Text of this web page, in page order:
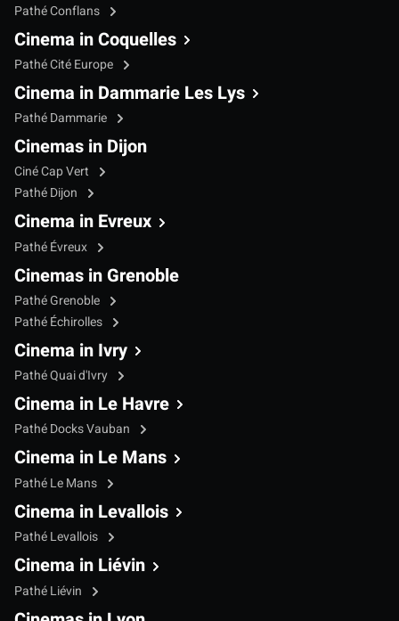
Pathé Conflans
Cinema in Coquelles
Pathé Cité Europe
Cinema in Dammarie Les Lys
Pathé Dammarie
Cinemas in Dijon
Ciné Cap Vert
Pathé Dijon
Cinema in Evreux
Pathé Évreux
Cinemas in Grenoble
Pathé Grenoble
Pathé Échirolles
Cinema in Ivry
Pathé Quai d'Ivry
Cinema in Le Havre
Pathé Docks Vauban
Cinema in Le Mans
Pathé Le Mans
Cinema in Levallois
Pathé Levallois
Cinema in Liévin
Pathé Liévin